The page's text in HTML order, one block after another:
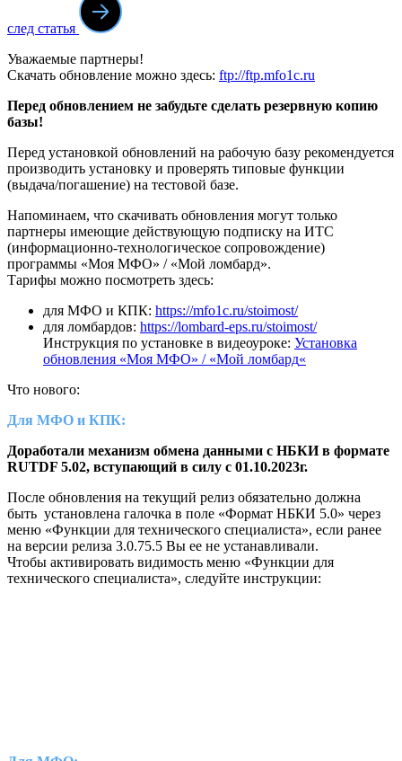
след статья
Уважаемые партнеры!
Скачать обновление можно здесь: ftp://ftp.mfo1c.ru
Перед обновлением не забудьте сделать резервную копию
базы!
Перед установкой обновлений на рабочую базу рекомендуется
производить установку и проверять типовые функции
(выдача/погашение) на тестовой базе.
Напоминаем, что скачивать обновления могут только
партнеры имеющие действующую подписку на ИТС
(информационно-технологическое сопровождение)
программы «Моя МФО» / «Мой ломбард».
Тарифы можно посмотреть здесь:
для МФО и КПК: https://mfo1c.ru/stoimost/
для ломбардов: https://lombard-eps.ru/stoimost/
Инструкция по установке в видеоуроке: Установка
обновления «Моя МФО» / «Мой ломбард«
Что нового:
Для МФО и КПК:
Доработали механизм обмена данными с НБКИ в формате
RUTDF 5.02, вступающий в силу с 01.10.2023г.
После обновления на текущий релиз обязательно должна
быть установлена галочка в поле «Формат НБКИ 5.0» через
меню «Функции для технического специалиста», если ранее
на версии релиза 3.0.75.5 Вы ее не устанавливали.
Чтобы активировать видимость меню «Функции для
технического специалиста», следуйте инструкции: